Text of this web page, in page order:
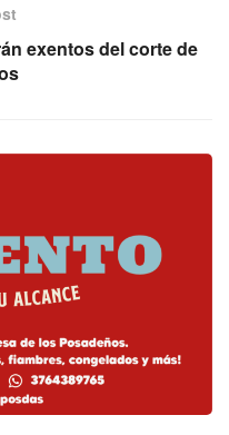
exentos del corte de